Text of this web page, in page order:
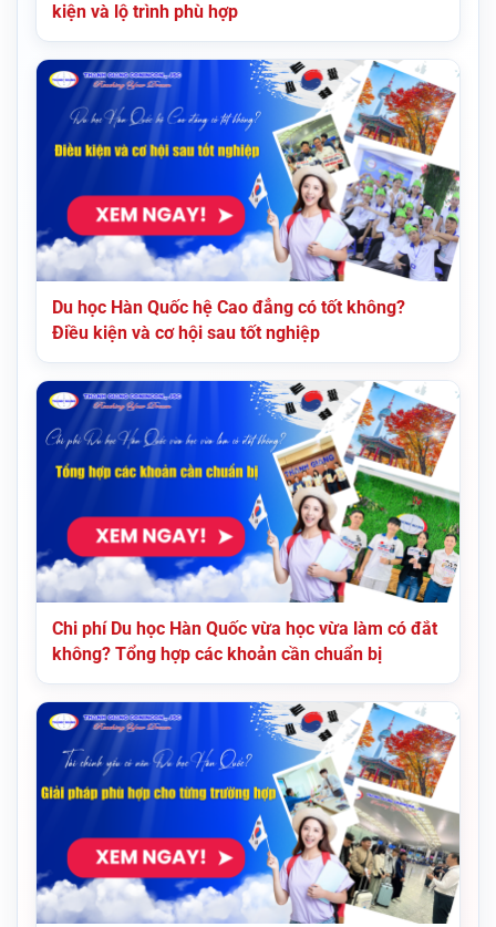
kiện và lộ trình phù hợp
Du học Hàn Quốc hệ Cao đẳng có tốt không?
Điều kiện và cơ hội sau tốt nghiệp
Chi phí Du học Hàn Quốc vừa học vừa làm có đắt
không? Tổng hợp các khoản cần chuẩn bị